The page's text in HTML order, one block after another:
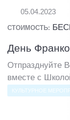
05.04.2023
СТОИМОСТЬ:
День
Отпразднуйте
вместе с
КУЛЬТУРНОЕ